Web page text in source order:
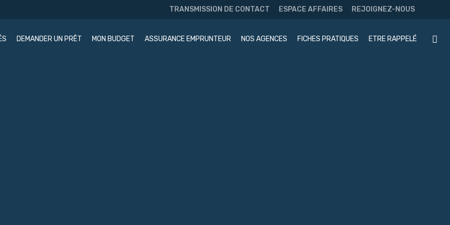
TRANSMISSION DE CONTACT ESPACE AFFAIRES REJOIGNEZ-NOUS
DEMANDER UN PRÊT MON BUDGET ASSURANCE EMPRUNTEUR NOS AGENCES FICHES PRATIQUES ETRE RAPPELÉ